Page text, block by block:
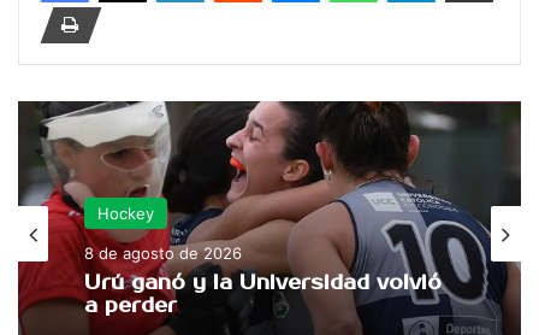
Hockey
8 de agosto de 2026
Urú ganó y la Universidad volvió
a perder